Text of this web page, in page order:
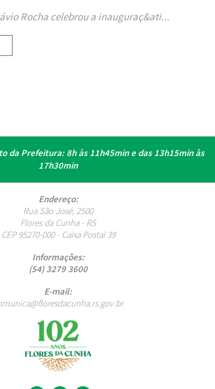
Rocha celebrou a inauguraç&ati...
da Prefeitura: 8h às 11h45min e das 13h15min às
17h30min
Endereço:
Rua São José, 2500
Flores da Cunha - RS
CEP 95270-000 - Caixa Postal 39
Informações:
(54) 3279 3600
E-mail: